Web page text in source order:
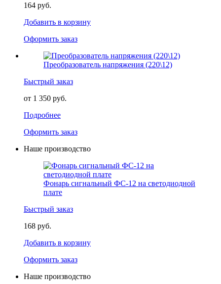
164 руб.
Добавить в корзину
Оформить заказ
Преобразователь напряжения (220\12)
Быстрый заказ
от 1 350 руб.
Подробнее
Оформить заказ
Наше производство
Фонарь сигнальный ФС-12 на светодиодной
плате
Быстрый заказ
168 руб.
Добавить в корзину
Оформить заказ
Наше производство